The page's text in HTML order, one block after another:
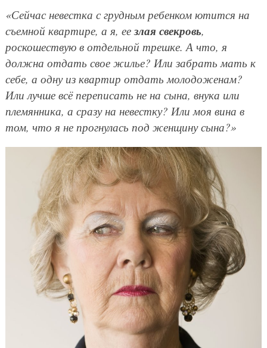
«Сейчас невестка с грудным ребенком ютится на
съемной квартире, а я, еезлая свекровь,
роскошествую в отдельной трешке. А что, я
должна отдать свое жилье? Или забрать мать к
себе, а одну из квартир отдать молодоженам?
Или лучше всё переписать не на сына, внука или
племянника, а сразу на невестку? Или моя вина в
том, что я не прогнулась под женщину сына?»